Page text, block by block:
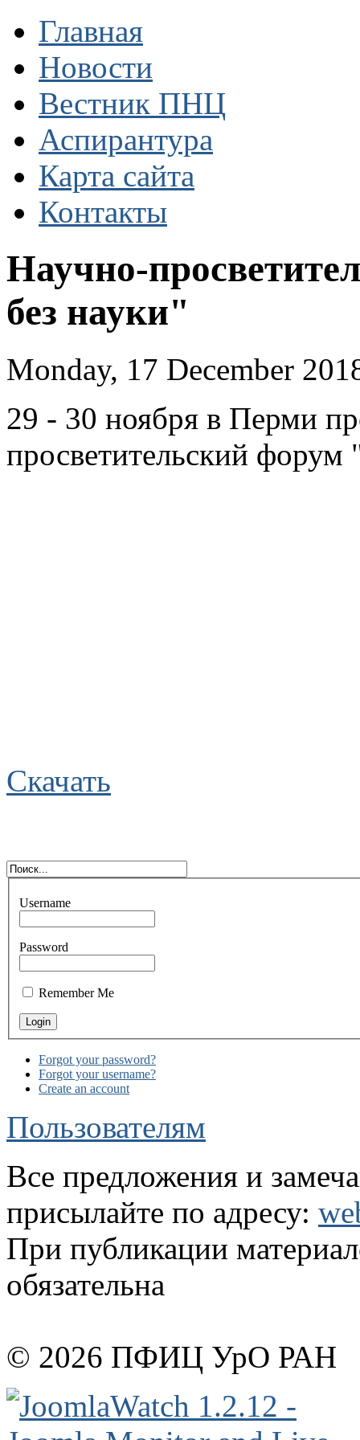
Главная
Новости
Вестник ПНЦ
Аспирантура
Карта сайта
Контакты
Научно-
без науки"
Monday, 17 December
29 - 30 ноября в Перми
просветительский
Скачать
Username
Password
Remember Me
Forgot your password?
Forgot your username?
Create an account
Пользователям
Все предложения и
присылайте по адресу:
При публикации
обязательна
© 2026 ПФИЦ УрО РАН